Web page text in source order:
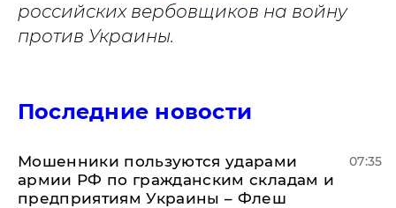
российских вербовщиков на войну
против Украины.
Последние новости
Мошенники пользуются ударами
армии РФ по гражданским складам и
предприятиям Украины – Флеш
07:35